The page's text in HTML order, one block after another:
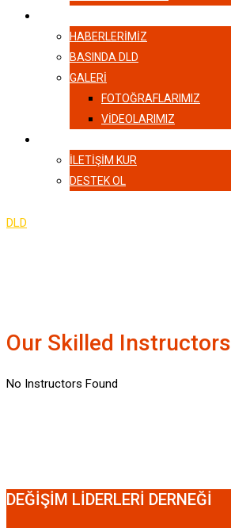
HABERLERIMIZ
BASINDA DLD
GALERI
FOTOĞRAFLARIMIZ
VIDEOLARIMIZ
İLETIŞIM KUR
DESTEK OL
DLD
Our Skilled Instructors
No Instructors Found
DEĞİŞİM LİDERLERİ DERNEĞİ